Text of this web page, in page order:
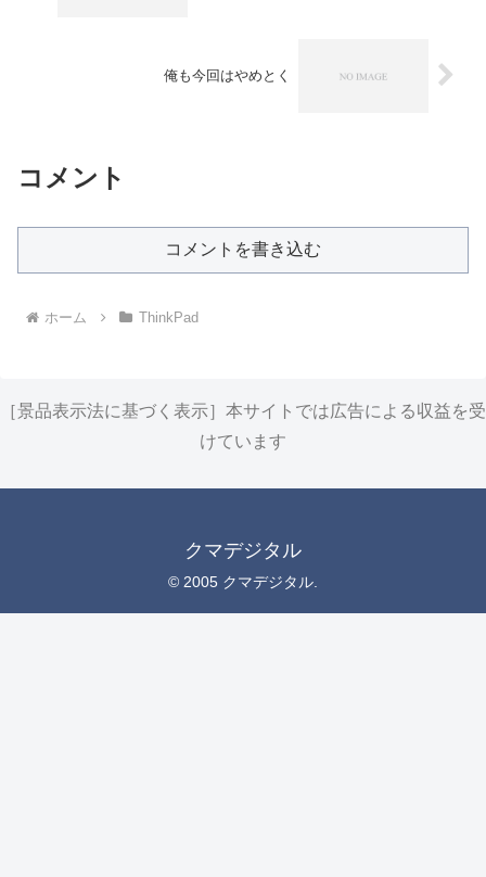
俺も今回はやめとく
コメント
コメントを書き込む
ホーム ThinkPad
［景品表示法に基づく表示］本サイトでは広告による収益を受
けています
クマデジタル
© 2005 クマデジタル.